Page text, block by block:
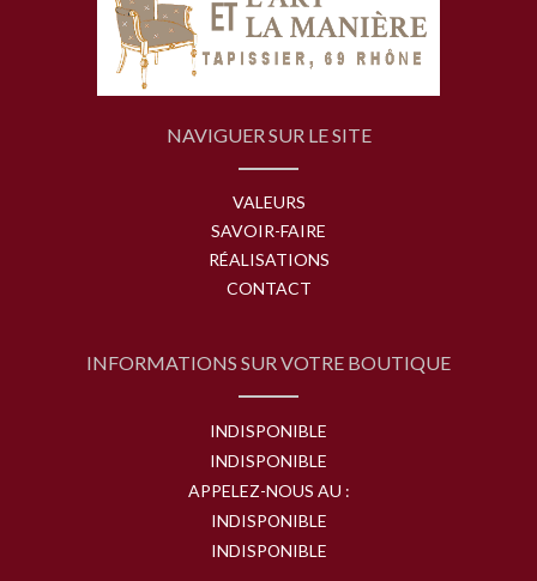
NAVIGUER SUR LE SITE
VALEURS
SAVOIR-FAIRE
RÉALISATIONS
CONTACT
INFORMATIONS SUR VOTRE BOUTIQUE
INDISPONIBLE
INDISPONIBLE
APPELEZ-NOUS AU :
INDISPONIBLE
INDISPONIBLE